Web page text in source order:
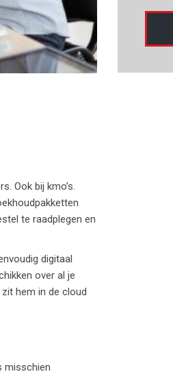
Ook bij kmo’s.
te raadplegen en
digitaal
over al je
hem in de cloud
misschien